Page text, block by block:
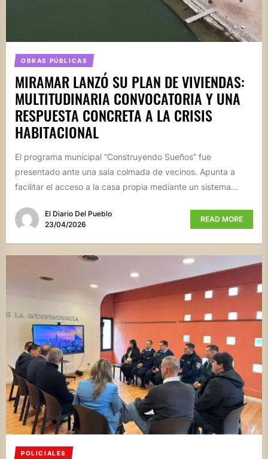
OBRAS PÚBLICAS
MIRAMAR LANZÓ SU PLAN DE VIVIENDAS:
MULTITUDINARIA CONVOCATORIA Y UNA
RESPUESTA CONCRETA A LA CRISIS
HABITACIONAL
El programa municipal “Construyendo Sueños” fue
presentado ante una sala colmada de vecinos. Apunta a
facilitar el acceso a la casa propia mediante un sistema...
El Diario Del Pueblo
23/04/2026
READ MORE
POLICIALES